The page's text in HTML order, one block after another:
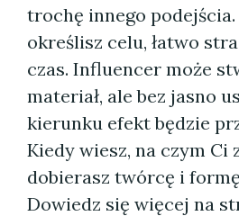
trochę innego podejścia.
określisz celu, łatwo
czas. Influencer może
materiał, ale bez jasno
kierunku efekt będzie
Kiedy wiesz, na czym Ci
dobierasz twórcę i
Dowiedz się więcej na